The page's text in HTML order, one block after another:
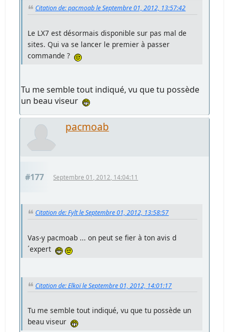
Citation de: pacmoab le Septembre 01, 2012, 13:57:42
Le LX7 est désormais disponible sur pas mal de
sites. Qui va se lancer le premier à passer
commande ?
Tu me semble tout indiqué, vu que tu possède
un beau viseur
pacmoab
#177 Septembre 01, 2012, 14:04:11
Citation de: Fylt le Septembre 01, 2012, 13:58:57
Vas-y pacmoab ... on peut se fier à ton avis d
´expert
Citation de: Elkoï le Septembre 01, 2012, 14:01:17
Tu me semble tout indiqué, vu que tu possède un
beau viseur